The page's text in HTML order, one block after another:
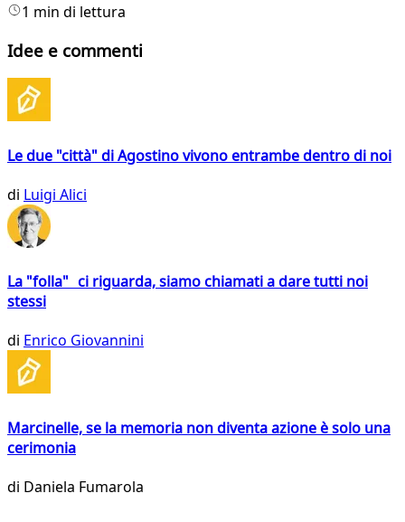
1 min di lettura
Idee e commenti
Le due "città" di Agostino vivono entrambe dentro di noi
di Luigi Alici
La "folla" ci riguarda, siamo chiamati a dare tutti noi
stessi
di Enrico Giovannini
Marcinelle, se la memoria non diventa azione è solo una
cerimonia
di Daniela Fumarola